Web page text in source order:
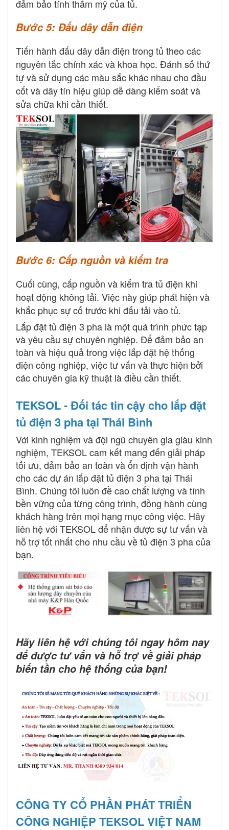
đảm bảo tính thẩm mỹ của tủ.
Bước 5: Đấu dây dẫn điện
Tiến hành đấu dây dẫn điện trong tủ theo các
nguyên tắc chính xác và khoa học. Đánh số thứ
tự và sử dụng các màu sắc khác nhau cho đầu
cốt và dây tín hiệu giúp dễ dàng kiểm soát và
sửa chữa khi cần thiết.
Bước 6: Cấp nguồn và kiểm tra
Cuối cùng, cấp nguồn và kiểm tra tủ điện khi
hoạt động không tải. Việc này giúp phát hiện và
khắc phục sự cố trước khi đấu tải vào tủ.
Lắp đặt tủ điện 3 pha là một quá trình phức tạp
và yêu cầu sự chuyên nghiệp. Để đảm bảo an
toàn và hiệu quả trong việc lắp đặt hệ thống
điện công nghiệp, việc tư vấn và thực hiện bởi
các chuyên gia kỹ thuật là điều cần thiết.
TEKSOL - Đối tác tin cậy cho lắp đặt
tủ điện 3 pha tại Thái Bình
Với kinh nghiệm và đội ngũ chuyên gia giàu kinh
nghiệm, TEKSOL cam kết mang đến giải pháp
tối ưu, đảm bảo an toàn và ổn định vận hành
cho các dự án lắp đặt tủ điện 3 pha tại Thái
Bình. Chúng tôi luôn đề cao chất lượng và tính
bền vững của từng công trình, đồng hành cùng
khách hàng trên mọi hạng mục công việc. Hãy
liên hệ với TEKSOL để nhận được sự tư vấn và
hỗ trợ tốt nhất cho nhu cầu về tủ điện 3 pha của
bạn.
Hãy liên hệ với chúng tôi ngay hôm nay
để được tư vấn và hỗ trợ về giải pháp
biến tần cho hệ thống của bạn!
CÔNG TY CỔ PHẦN PHÁT TRIỂN
CÔNG NGHIỆP TEKSOL VIỆT NAM